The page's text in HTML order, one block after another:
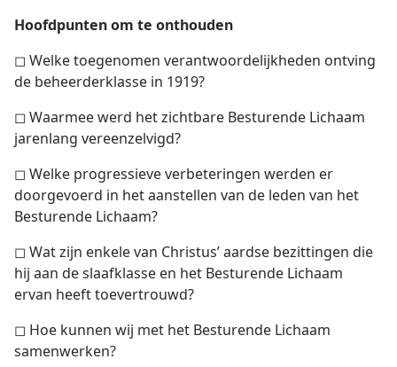
Hoofdpunten om te onthouden
◻ Welke toegenomen verantwoordelijkheden ontving
de beheerderklasse in 1919?
◻ Waarmee werd het zichtbare Besturende Lichaam
jarenlang vereenzelvigd?
◻ Welke progressieve verbeteringen werden er
doorgevoerd in het aanstellen van de leden van het
Besturende Lichaam?
◻ Wat zijn enkele van Christus’ aardse bezittingen die
hij aan de slaafklasse en het Besturende Lichaam
ervan heeft toevertrouwd?
◻ Hoe kunnen wij met het Besturende Lichaam
samenwerken?